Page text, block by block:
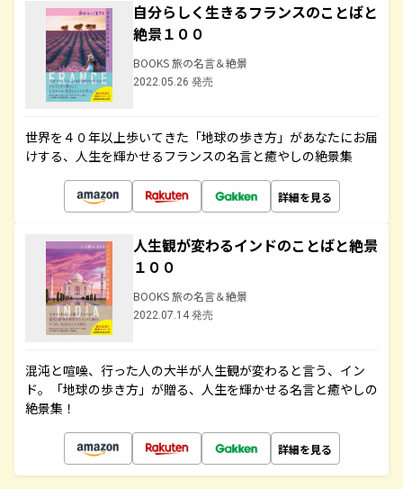
自分らしく生きるフランスのことばと
絶景１００
BOOKS 旅の名言＆絶景
2022.05.26 発売
世界を４０年以上歩いてきた「地球の歩き方」があなたにお届
けする、人生を輝かせるフランスの名言と癒やしの絶景集
詳細を見る
人生観が変わるインドのことばと絶景
１００
BOOKS 旅の名言＆絶景
2022.07.14 発売
混沌と喧噪、行った人の大半が人生観が変わると言う、イン
ド。「地球の歩き方」が贈る、人生を輝かせる名言と癒やしの
絶景集！
詳細を見る